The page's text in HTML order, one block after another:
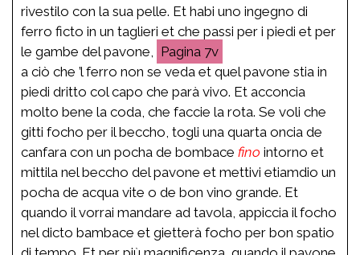
rivestilo con la sua pelle. Et habi uno ingegno di
ferro ficto in un taglieri et che passi per i piedi et per
le gambe del pavone,
7v
a ciò che ’l ferro non se veda et quel pavone stia in
piedi dritto col capo che parà vivo. Et acconcia
molto bene la coda, che faccie la rota. Se voli che
gitti focho per il beccho, togli una quarta oncia de
canfara con un pocha de bombace fino intorno et
mittila nel beccho del pavone et mettivi etiamdio un
pocha de acqua vite o de bon vino grande. Et
quando il vorrai mandare ad tavola, appiccia il focho
nel dicto bambace et gietterà focho per bon spatio